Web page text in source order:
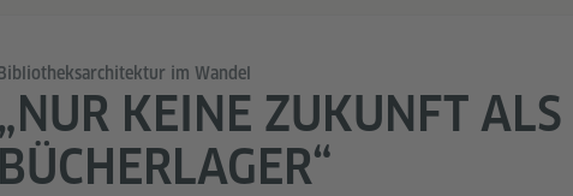
Bibliotheksarchitektur im Wandel
„NUR KEINE ZUKUNFT ALS
BÜCHERLAGER“